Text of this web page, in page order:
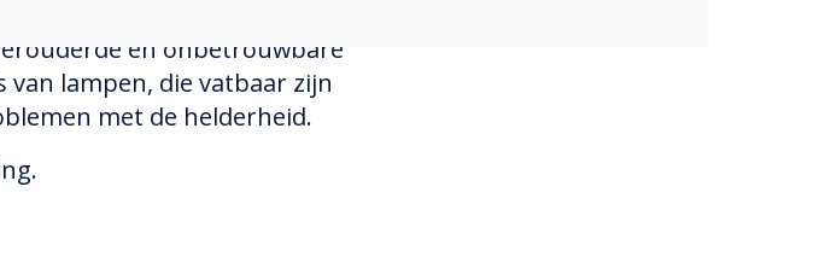
en onbetrouwbare
van lampen, die vatbaar zijn
met de helderheid.